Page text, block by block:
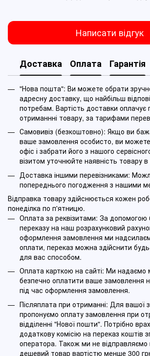
Написати відгук
Доставка Оплата Гарантія
"Нова пошта": Ви можете обрати
адресну доставку, що найбільш
потребам. Вартість доставки оплачує
отриманнні товару, за тарифами
Самовивіз (безкоштовно): Якщо ви
ваше замовлення особисто, ви
офіс і забрати його з нашого
візитом уточнюйте наявність товару в
Доставка іншими перевізниками:
попереднього погодження з нашими
Відправка товару здійснюється кожен
понеділка по п'ятницю.
Оплата за реквізитами: За допомогою
переказу на наш розрахунковий
оформлення замовлення ми
оплати, переказ можна здійснити
для вас способом.
Оплата карткою на сайті: Ми надаємо
безпечно оплатити ваше замовлення
під час оформлення замовлення.
Післяплата при отриманні: Для вашої
пропонуємо оплату замовлення при
відділенні "Нової пошти". Потрібно
додаткову комісію на переказ коштів
оператора. Також ми не
дешевий товар вартістю менше 300